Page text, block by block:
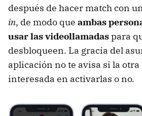
después de hacer match con
in, de modo que ambas
usar las videollamadaspara
desbloqueen. La gracia del
aplicación no te avisa si la otra
interesada en activarlas o no.